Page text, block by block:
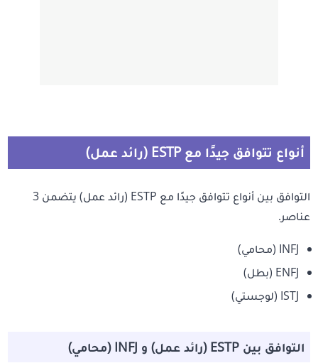
أنواع تتوافق جيدًا مع ESTP (رائد عمل)
التوافق بين أنواع تتوافق جيدًا مع ESTP (رائد عمل) يتضمن 3
عناصر.
INFJ (محامي)
ENFJ (بطل)
ISTJ (لوجستي)
التوافق بين ESTP (رائد عمل) و INFJ (محامي)